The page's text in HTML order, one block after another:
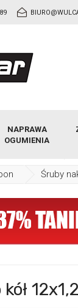
NAPRAWA
OGUMIENIA
Śruby